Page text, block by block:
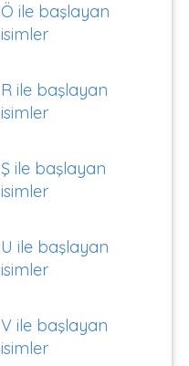
Ö ile başlayan
isimler
R ile başlayan
isimler
Ş ile başlayan
isimler
U ile başlayan
isimler
V ile başlayan
isimler